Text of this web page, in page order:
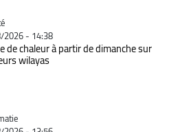
- 14:38
de chaleur à partir de dimanche sur
wilayas